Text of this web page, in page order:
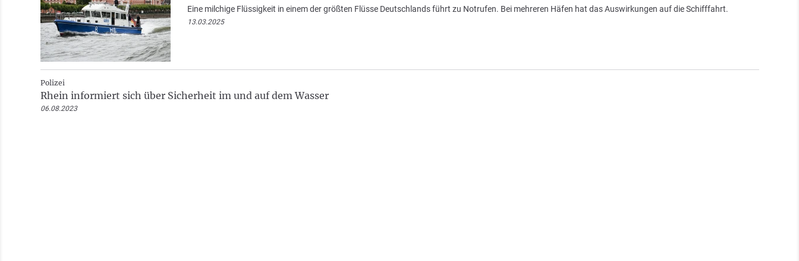
Eine milchige Flüssigkeit in einem der größten Flüsse Deutschlands führt zu Notrufen. Bei mehreren Häfen hat das Auswirkungen auf die Schifffahrt.
13.03.2025
Polizei
Rhein informiert sich über Sicherheit im und auf dem Wasser
06.08.2023